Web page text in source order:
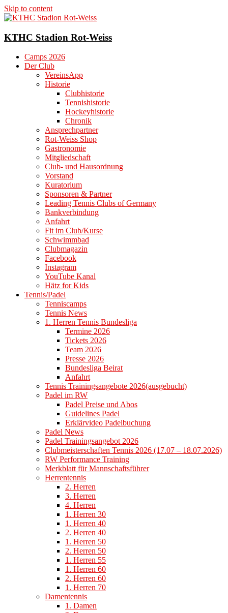
Skip to content
KTHC Stadion Rot-Weiss
Camps 2026
Der Club
VereinsApp
Historie
Clubhistorie
Tennishistorie
Hockeyhistorie
Chronik
Ansprechpartner
Rot-Weiss Shop
Gastronomie
Mitgliedschaft
Club- und Hausordnung
Vorstand
Kuratorium
Sponsoren & Partner
Leading Tennis Clubs of Germany
Bankverbindung
Anfahrt
Fit im Club/Kurse
Schwimmbad
Clubmagazin
Facebook
Instagram
YouTube Kanal
Hätz for Kids
Tennis/Padel
Tenniscamps
Tennis News
1. Herren Tennis Bundesliga
Termine 2026
Tickets 2026
Team 2026
Presse 2026
Bundesliga Beirat
Anfahrt
Tennis Trainingsangebote 2026(ausgebucht)
Padel im RW
Padel Preise und Abos
Guidelines Padel
Erklärvideo Padelbuchung
Padel News
Padel Trainingsangebot 2026
Clubmeisterschaften Tennis 2026 (17.07 – 18.07.2026)
RW Performance Training
Merkblatt für Mannschaftsführer
Herrentennis
2. Herren
3. Herren
4. Herren
1. Herren 30
1. Herren 40
2. Herren 40
1. Herren 50
2. Herren 50
1. Herren 55
1. Herren 60
2. Herren 60
1. Herren 70
Damentennis
1. Damen